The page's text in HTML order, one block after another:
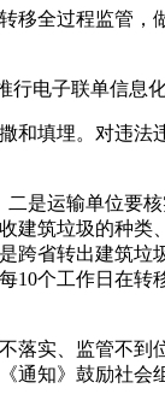
移全过程监管，
电子联单信息化
和填埋。对违法
是运输单位要
建筑垃圾的种类
跨省转出建筑垃
10个工作日在转
落实、监管不到
通知》鼓励社会